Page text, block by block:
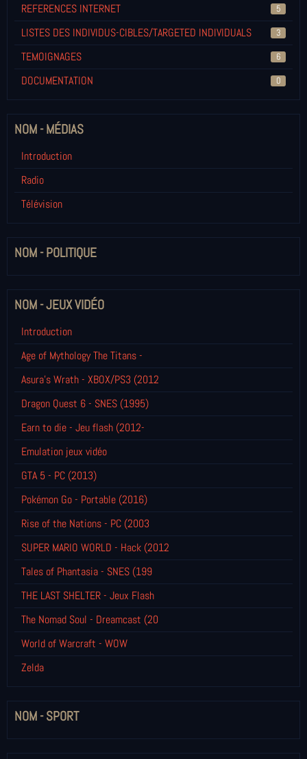
REFERENCES INTERNET 5
LISTES DES INDIVIDUS-CIBLES/TARGETED INDIVIDUALS 3
TEMOIGNAGES 6
DOCUMENTATION 0
NOM - MÉDIAS
Introduction
Radio
Télévision
NOM - POLITIQUE
NOM - JEUX VIDÉO
Introduction
Age of Mythology The Titans -
Asura's Wrath - XBOX/PS3 (2012
Dragon Quest 6 - SNES (1995)
Earn to die - Jeu flash (2012-
Emulation jeux vidéo
GTA 5 - PC (2013)
Pokémon Go - Portable (2016)
Rise of the Nations - PC (2003
SUPER MARIO WORLD - Hack (2012
Tales of Phantasia - SNES (199
THE LAST SHELTER - Jeux Flash
The Nomad Soul - Dreamcast (20
World of Warcraft - WOW
Zelda
NOM - SPORT